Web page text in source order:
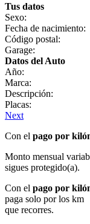
Tus datos
Sexo:
Fecha de nacimiento:
Código postal:
Garage:
Datos del Auto
Año:
Marca:
Descripción:
Placas:
Next
Con el pago por
Monto mensual
sigues protegido(a).
Con el pago por
paga solo por los km
que recorres.